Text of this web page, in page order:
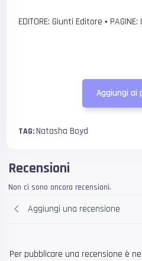
EDITORE: Giunti Editore •
Aggiungi ai
TAG:Natasha Boyd
Recensioni
Non ci sono ancora recensioni.
Aggiungi una recensione
Per pubblicare una recensione è